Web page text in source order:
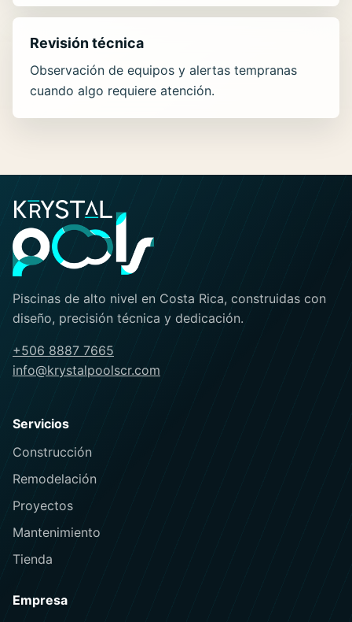
Revisión técnica
Observación de equipos y alertas tempranas
cuando algo requiere atención.
Piscinas de alto nivel en Costa Rica, construidas con
diseño, precisión técnica y dedicación.
+506 8887 7665
info@krystalpoolscr.com
Servicios
Construcción
Remodelación
Proyectos
Mantenimiento
Tienda
Empresa